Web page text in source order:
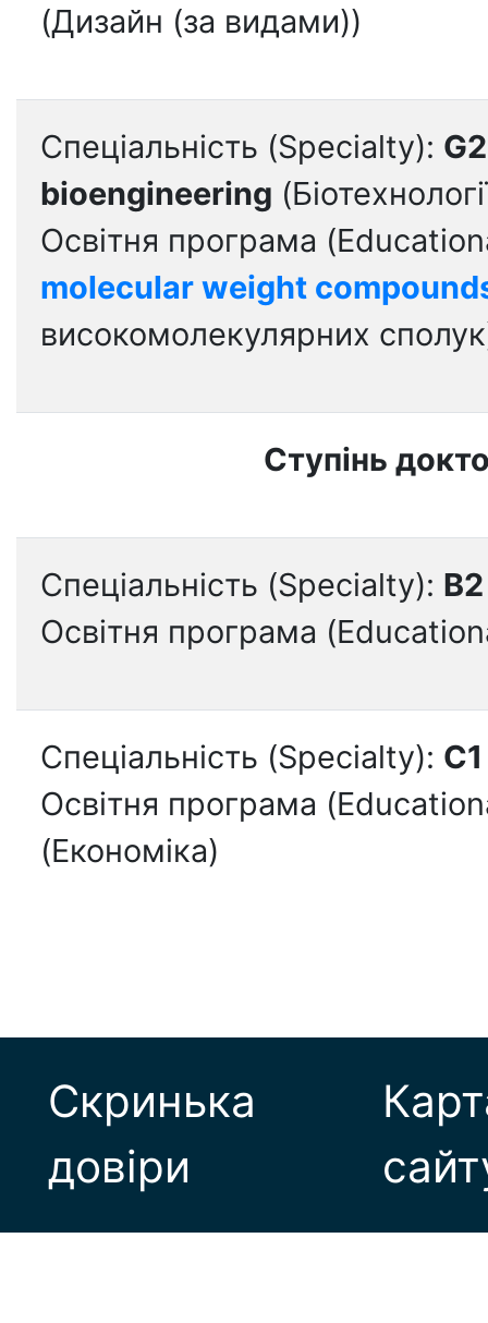
(Дизайн (за видами))
Спеціальність (Specialty):
bioengineering
Освітня програма
molecular weight
високомолекулярних
Ступінь
Спеціальність (Specialty):
Освітня програма
Спеціальність (Specialty):
Освітня програма
(Економіка)
Скринька
довіри